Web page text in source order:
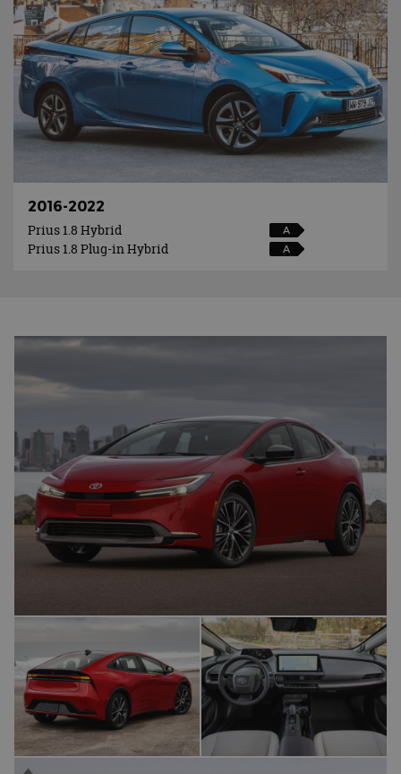
2016-2022
Prius 1.8 Hybrid
A
Prius 1.8 Plug-in Hybrid A